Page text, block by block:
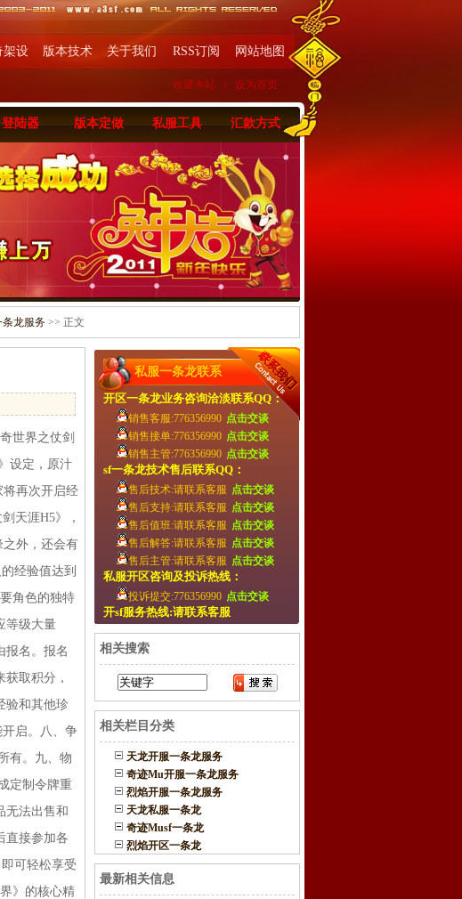
架设 版本技术 关于我们 RSS订阅 网站地图
收藏本站 设为首页
登陆器 版本定做 私服工具 汇款方式
条龙服务 >> 正文
世界之仗剑
设定，原汁
将再次开启经
天涯H5》，
之外，还会有
经验值达到
角色的独特
等级大量
报名。报名
取积分，
验和其他珍
启。八、争
有。九、物
定制令牌重
无法出售和
直接参加各
可轻松享受
》的核心精
私服一条龙联系
开区一条龙业务咨询洽淡联系QQ：
销售客服:776356990 点击交谈
销售接单:776356990 点击交谈
销售主管:776356990 点击交谈
sf一条龙技术售后联系QQ：
售后技术:请联系客服 点击交谈
售后支持:请联系客服 点击交谈
售后值班:请联系客服 点击交谈
售后解答:请联系客服 点击交谈
售后主管:请联系客服 点击交谈
私服开区咨询及投诉热线：
投诉提交:776356990 点击交谈
开sf服务热线:请联系客服
相关搜索
相关栏目分类
天龙开服一条龙服务
奇迹Mu开服一条龙服务
烈焰开服一条龙服务
天龙私服一条龙
奇迹Musf一条龙
烈焰开区一条龙
最新相关信息